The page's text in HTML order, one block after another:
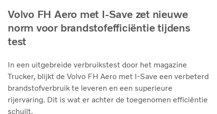
Volvo FH Aero met I-Save zet nieuwe
norm voor brandstofefficiëntie tijdens
test
In een uitgebreide verbruikstest door het magazine
Trucker, blijkt de Volvo FH Aero met I-Save een verbeterd
brandstofverbruik te leveren en een superieure
rijervaring. Dit is wat er achter de toegenomen efficiëntie
schuilt.